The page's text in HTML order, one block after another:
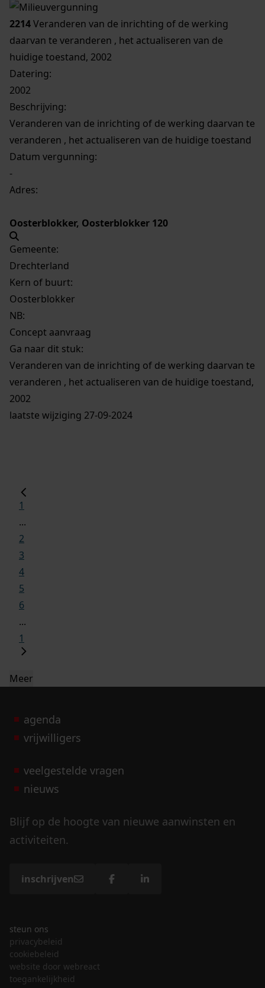
2214Veranderen van de inrichting of de werking
daarvan te veranderen , het actualiseren van de
huidige toestand, 2002
Datering:
2002
Beschrijving:
Veranderen van de inrichting of de werking daarvan te
veranderen , het actualiseren van de huidige toestand
Datum vergunning:
-
Adres:
Oosterblokker, Oosterblokker 120
Gemeente:
Drechterland
Kern of buurt:
Oosterblokker
NB:
Concept aanvraag
Ga naar dit stuk:
Veranderen van de inrichting of de werking daarvan te
veranderen , het actualiseren van de huidige toestand,
2002
laatste wijziging 27-09-2024
1
...
2
3
4
5
6
...
1
Meer
agenda
vrijwilligers
veelgestelde vragen
nieuws
Blijf op de hoogte van nieuwe aanwinsten en
activiteiten.
inschrijven
steun ons
privacybeleid
cookiebeleid
website door webreact
toegankelijkheid